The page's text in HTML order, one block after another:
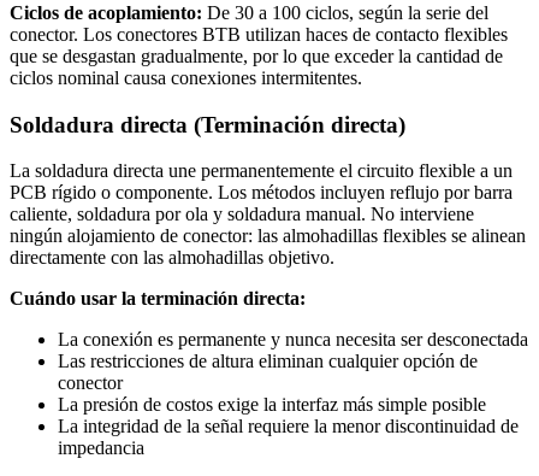
Ciclos de acoplamiento: De 30 a 100 ciclos, según la serie del
conector. Los conectores BTB utilizan haces de contacto flexibles
que se desgastan gradualmente, por lo que exceder la cantidad de
ciclos nominal causa conexiones intermitentes.
Soldadura directa (Terminación directa)
La soldadura directa une permanentemente el circuito flexible a un
PCB rígido o componente. Los métodos incluyen reflujo por barra
caliente, soldadura por ola y soldadura manual. No interviene
ningún alojamiento de conector: las almohadillas flexibles se alinean
directamente con las almohadillas objetivo.
Cuándo usar la terminación directa:
La conexión es permanente y nunca necesita ser desconectada
Las restricciones de altura eliminan cualquier opción de
conector
La presión de costos exige la interfaz más simple posible
La integridad de la señal requiere la menor discontinuidad de
impedancia